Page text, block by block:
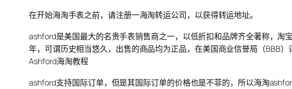
在开始海淘手表之前，请注册一海淘转运公司，以获得转运地址。
ashford是美国最大的名贵手表销售商之一，以低折扣和品牌齐全著称，
年，可谓历史相当悠久，出售的商品均为正品，在美国商业信誉局（BBB
Ashford海淘教程
ashford支持国际订单，但是其国际订单的价格也是不菲的，所以海淘